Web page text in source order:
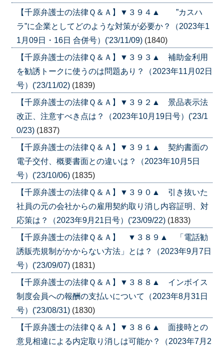
【千原弁護士の法律Ｑ＆Ａ】▼３９４▲ ”カスハ
ラ”に企業としてどのような対策が必要か？（2023年1
1月09日・16日 合併号）('23/11/09) (1840)
【千原弁護士の法律Ｑ＆Ａ】▼３９３▲ 補助金利用
を勧誘トークに使うのは問題あり？（2023年11月02日
号）('23/11/02) (1839)
【千原弁護士の法律Ｑ＆Ａ】▼３９２▲ 景品表示法
改正、注意すべき点は？（2023年10月19日号）('23/1
0/23) (1837)
【千原弁護士の法律Ｑ＆Ａ】▼３９１▲ 契約書面の
電子交付、概要書面との違いは？（2023年10月5日
号）('23/10/06) (1835)
【千原弁護士の法律Ｑ＆Ａ】▼３９０▲ 引き抜いた
社員の元の会社からの雇用契約取り消し内容証明、対
応策は？（2023年9月21日号）('23/09/22) (1833)
【千原弁護士の法律Ｑ＆Ａ】 ▼３８９▲ 「電話勧
誘販売規制がかからない方法」とは？（2023年9月7日
号）('23/09/07) (1831)
【千原弁護士の法律Ｑ＆Ａ】▼３８８▲ インボイス
制度会員への報酬の支払いについて（2023年8月31日
号）('23/08/31) (1830)
【千原弁護士の法律Ｑ＆Ａ】▼３８６▲ 面接時との
意見相違による内定取り消しは可能か？（2023年7月2